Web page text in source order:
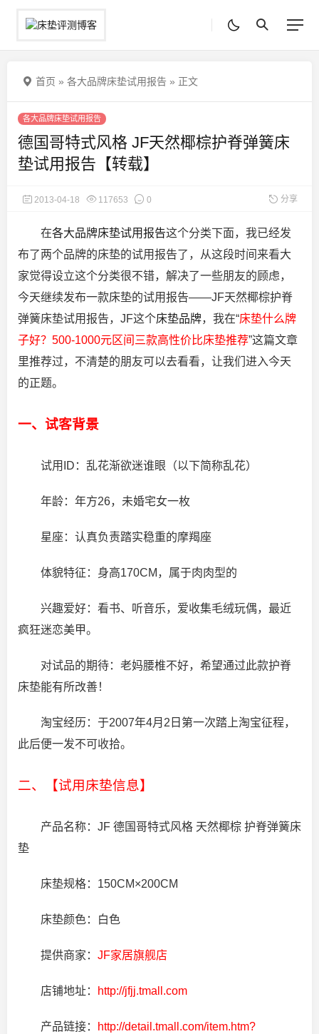
首页 » 各大品牌床垫试用报告 » 正文
各大品牌床垫试用报告
德国哥特式风格 JF天然椰棕护脊弹簧床
垫试用报告【转载】
2013-04-18 117653 0 分享
在各大品牌床垫试用报告这个分类下面，我已经发
布了两个品牌的床垫的试用报告了，从这段时间来看大
家觉得设立这个分类很不错，解决了一些朋友的顾虑，
今天继续发布一款床垫的试用报告——JF天然椰棕护脊
弹簧床垫试用报告，JF这个床垫品牌，我在“床垫什么牌
子好？500-1000元区间三款高性价比床垫推荐”这篇文章
里推荐过，不清楚的朋友可以去看看，让我们进入今天
的正题。
一、试客背景
试用ID：乱花渐欲迷谁眼（以下简称乱花）
年龄：年方26，未婚宅女一枚
星座：认真负责踏实稳重的摩羯座
体貌特征：身高170CM，属于肉肉型的
兴趣爱好：看书、听音乐，爱收集毛绒玩偶，最近
疯狂迷恋美甲。
对试品的期待：老妈腰椎不好，希望通过此款护脊
床垫能有所改善！
淘宝经历：于2007年4月2日第一次踏上淘宝征程，
此后便一发不可收拾。
二、【试用床垫信息】
产品名称：JF 德国哥特式风格 天然椰棕 护脊弹簧床
垫
床垫规格：150CM×200CM
床垫颜色：白色
提供商家： JF家居旗舰店
店铺地址： http://jfjj.tmall.com
产品链接：
http://detail.tmall.com/item.htm?